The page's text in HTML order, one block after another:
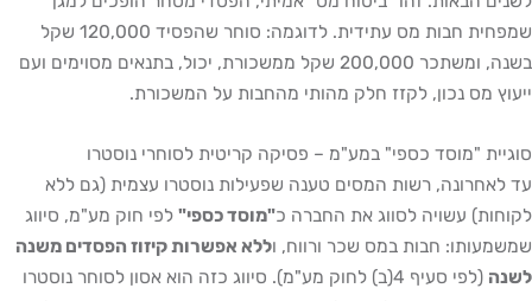
שמפחית חבות מס עתידית. לדוגמה: סוחר שהפסיד 120,000 שקל
בשנה, ומשתכר 200,000 שקל ממשכורת, יכול, בתנאים מסוימים ועם
מס נכון, לקזז חלק מהותי מהחבות על המשכורת.
"מוסד כספי" במע"מ – פסיקה קריטית לסוחרי נוסטרו
רשות המסים טענה שפעילות נוסטרו עצמית (גם ללא
עשויה לסווג את החברה כ"מוסד כספי"לפי חוק מע"מ, סיווג
חבות במס שכר ורווח, וללא אפשרות קיזוז הפסדים משנה
(לפי סעיף 4(ב) לחוק מע"מ). סיווג כזה הוא אסון לסוחר נוסטרו